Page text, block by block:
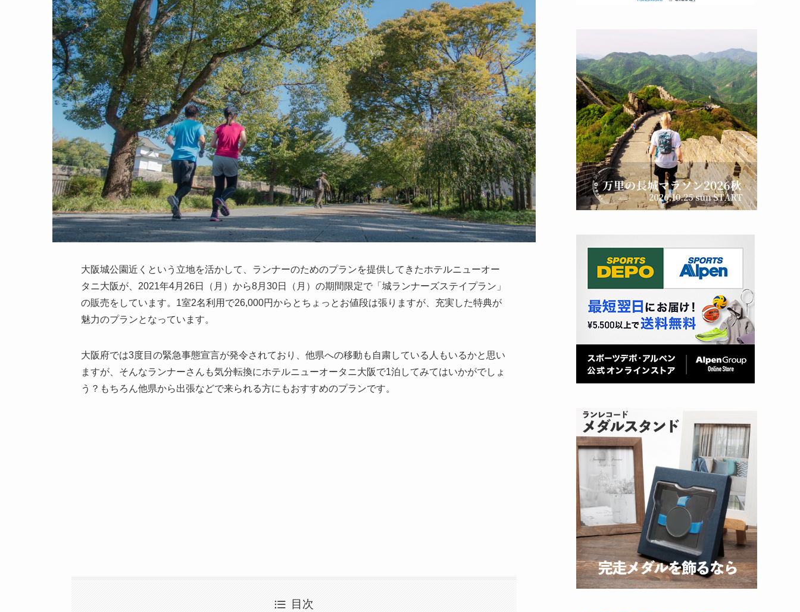
大阪城公園近くという立地を活かして、ランナーのためのプランを提供してきたホテルニューオー
タニ大阪が、2021年4月26日（月）から8月30日（月）の期間限定で「城ランナーズステイプラン」
の販売をしています。1室2名利用で26,000円からとちょっとお値段は張りますが、充実した特典が
魅力のプランとなっています。
大阪府では3度目の緊急事態宣言が発令されており、他県への移動も自粛している人もいるかと思い
ますが、そんなランナーさんも気分転換にホテルニューオータニ大阪で1泊してみてはいかがでしょ
う？もちろん他県から出張などで来られる方にもおすすめのプランです。
目次